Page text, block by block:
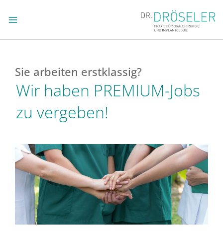
Inhalt
Sie arbeiten erstklassig?
Wir haben PREMIUM-Jobs
zu vergeben!